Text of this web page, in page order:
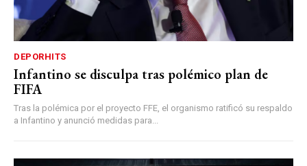
DEPORHITS
Infantino se disculpa tras polémico plan de
FIFA
Tras la polémica por el proyecto FFE, el organismo ratificó su respaldo
a Infantino y anunció medidas para...